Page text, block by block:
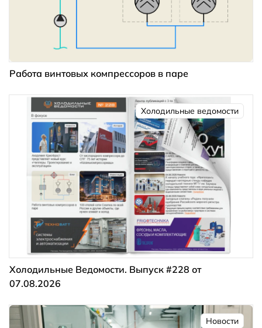
Работа винтовых компрессоров в паре
Холодильные ведомости
Холодильные Ведомости. Выпуск #228 от
07.08.2026
Новости